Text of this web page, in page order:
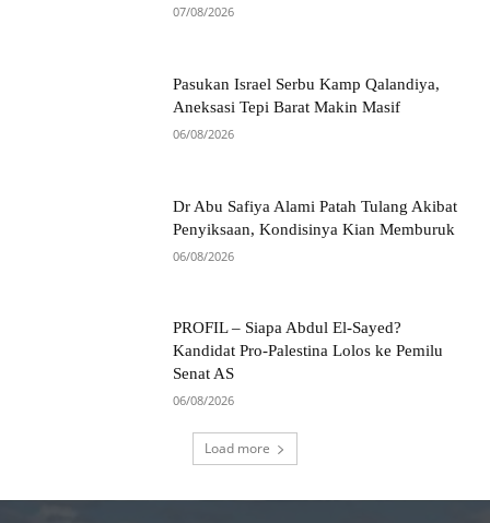
07/08/2026
Pasukan Israel Serbu Kamp Qalandiya,
Aneksasi Tepi Barat Makin Masif
06/08/2026
Dr Abu Safiya Alami Patah Tulang Akibat
Penyiksaan, Kondisinya Kian Memburuk
06/08/2026
PROFIL – Siapa Abdul El-Sayed?
Kandidat Pro-Palestina Lolos ke Pemilu
Senat AS
06/08/2026
Load more